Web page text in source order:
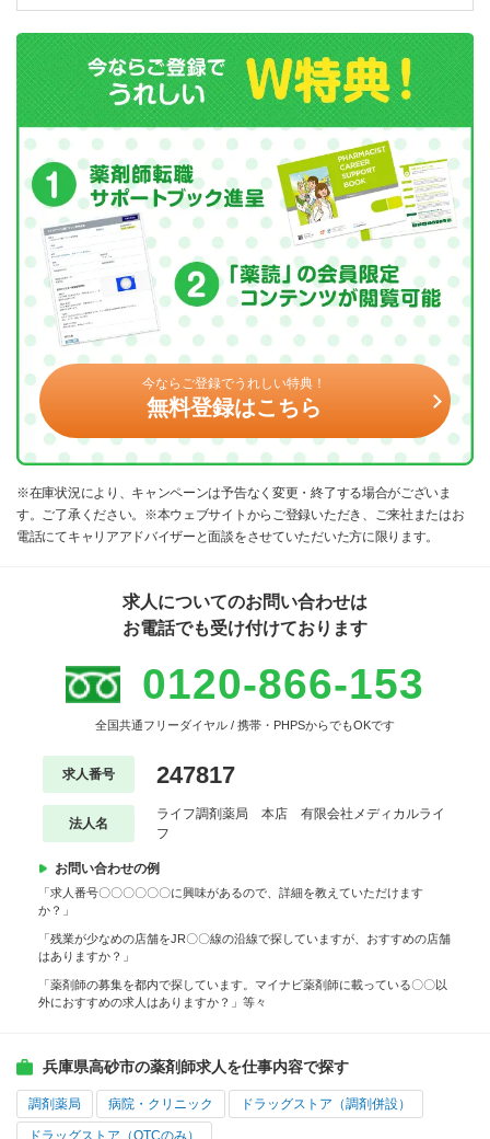
今ならご登録でうれしい特典！
無料登録はこちら
※在庫状況により、キャンペーンは予告なく変更・終了する場合がございま
す。ご了承ください。※本ウェブサイトからご登録いただき、ご来社またはお
電話にてキャリアアドバイザーと面談をさせていただいた方に限ります。
求人についてのお問い合わせは
お電話でも受け付けております
0120-866-153
全国共通フリーダイヤル / 携帯・PHPSからでもOKです
求人番号 247817
法人名
ライフ調剤薬局 本店 有限会社メディカルライ
フ
お問い合わせの例
「求人番号〇〇〇〇〇〇に興味があるので、詳細を教えていただけます
か？」
「残業が少なめの店舗をJR〇〇線の沿線で探していますが、おすすめの店舗
はありますか？」
「薬剤師の募集を都内で探しています。マイナビ薬剤師に載っている〇〇以
外におすすめの求人はありますか？」等々
兵庫県高砂市の薬剤師求人を仕事内容で探す
調剤薬局 病院・クリニック ドラッグストア（調剤併設）